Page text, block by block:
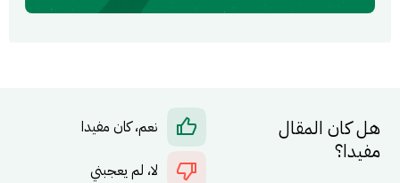
هل كان المقال
مفيدا؟
نعم، كان مفيدا
لا، لم يعجبني